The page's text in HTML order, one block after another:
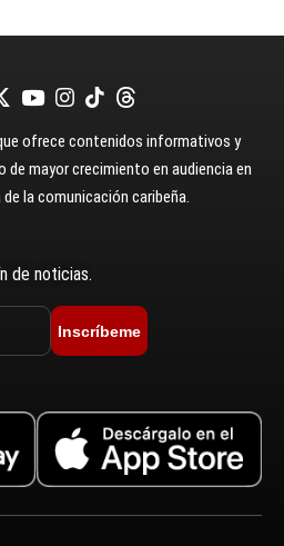
ofrece contenidos informativos y
mayor crecimiento en audiencia en
la comunicación caribeña.
de noticias.
Inscríbeme